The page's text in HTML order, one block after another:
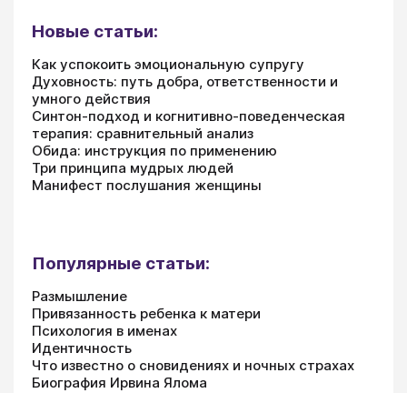
Новые статьи:
Как успокоить эмоциональную супругу
Духовность: путь добра, ответственности и
умного действия
Синтон-подход и когнитивно-поведенческая
терапия: сравнительный анализ
Обида: инструкция по применению
Три принципа мудрых людей
Манифест послушания женщины
Популярные статьи:
Размышление
Привязанность ребенка к матери
Психология в именах
Идентичность
Что известно о сновидениях и ночных страхах
Биография Ирвина Ялома